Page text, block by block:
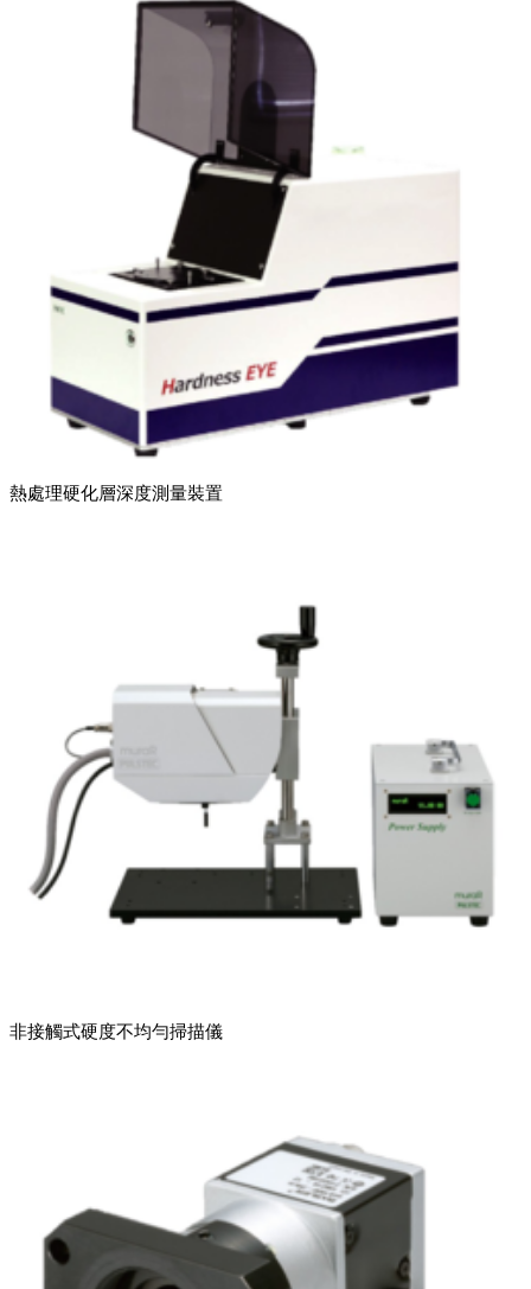
熱處理硬化層深度測量裝置
非接觸式硬度不均勻掃描儀